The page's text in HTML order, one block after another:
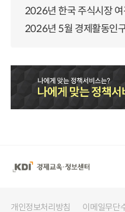
2026년 한국 주식시장 여
2026년 5월 경제활동인
개인정보처리방침 이메일무단